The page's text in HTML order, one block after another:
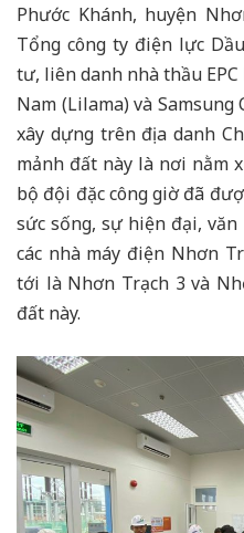
Phước Khánh, huyện
Tổng công ty điện lực
tư, liên danh nhà thầu
Nam (Lilama) và
xây dựng trên địa danh
mảnh đất này là nơi nằm
bộ đội đặc công giờ đã
sức sống, sự hiện đại,
các nhà máy điện Nhơn
tới là Nhơn Trạch 3 và
đất này.